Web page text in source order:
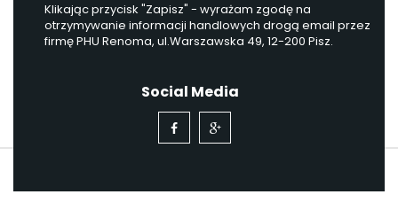
Klikając przycisk "Zapisz" - wyrażam zgodę na
otrzymywanie informacji handlowych drogą email przez
firmę PHU Renoma, ul.Warszawska 49, 12-200 Pisz.
Social Media